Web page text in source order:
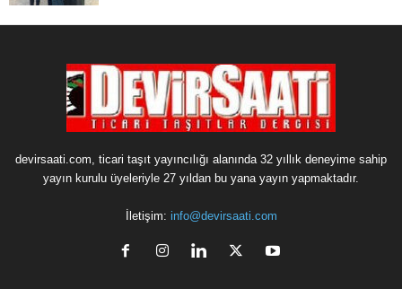
devirsaati.com, ticari taşıt yayıncılığı alanında 32 yıllık deneyime sahip
yayın kurulu üyeleriyle 27 yıldan bu yana yayın yapmaktadır.
İletişim: info@devirsaati.com